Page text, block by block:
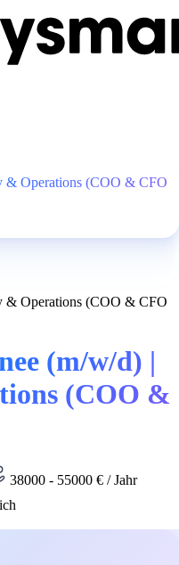
& Operations (COO & CFO
& Operations (COO & CFO
(m/w/d) |
(COO &
38000 - 55000 € / Jahr